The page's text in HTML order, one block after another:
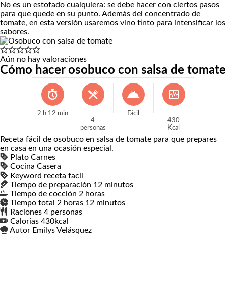
No es un estofado cualquiera: se debe hacer con ciertos pasos
para que quede en su punto. Además del concentrado de
tomate, en esta versión usaremos vino tinto para intensificar los
sabores.
Aún no hay valoraciones
Cómo hacer osobuco con salsa de tomate
2 h 12 min
4
personas
Fácil
430
Kcal
Receta fácil de osobuco en salsa de tomate para que prepares
en casa en una ocasión especial.
Plato Carnes
Cocina Casera
Keyword receta facil
Tiempo de preparación 12 minutos
minutos
Tiempo de cocción 2 horas
horas
Tiempo total 2 horas
horas 12 minutos
minutos
Raciones 4 personas
Calorías 430kcal
Autor Emilys Velásquez